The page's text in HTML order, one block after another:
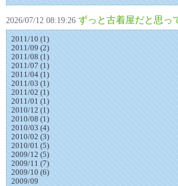
2026/07/12 08:19:26 ずっと古着屋だと思っ
2011/10 (1)
2011/09 (2)
2011/08 (1)
2011/07 (1)
2011/04 (1)
2011/03 (1)
2011/02 (1)
2011/01 (1)
2010/12 (1)
2010/08 (1)
2010/03 (4)
2010/02 (3)
2010/01 (5)
2009/12 (5)
2009/11 (7)
2009/10 (6)
2009/09